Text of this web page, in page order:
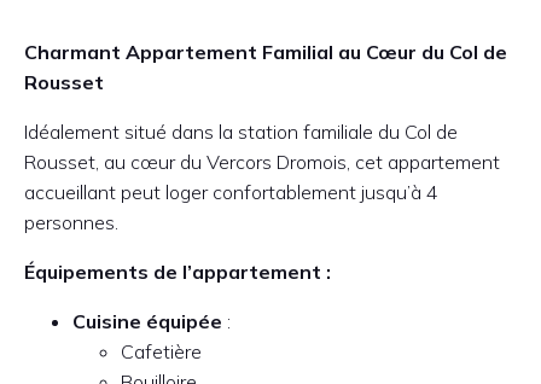
Charmant Appartement Familial au Cœur du Col de
Rousset
Idéalement situé dans la station familiale du Col de
Rousset, au cœur du Vercors Dromois, cet appartement
accueillant peut loger confortablement jusqu’à 4
personnes.
Équipements de l’appartement :
Cuisine équipée :
Cafetière